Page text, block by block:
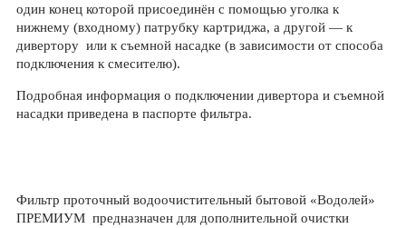
один конец которой присоединён с помощью уголка к
нижнему (входному) патрубку картриджа, а другой — к
дивертору или к съемной насадке (в зависимости от способа
подключения к смесителю).
Подробная информация о подключении дивертора и съемной
насадки приведена в паспорте фильтра.
Фильтр проточный водоочистительный бытовой «Водолей»
ПРЕМИУМ предназначен для дополнительной очистки